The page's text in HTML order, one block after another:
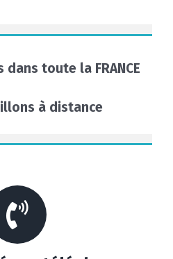
toute la FRANCE
à distance